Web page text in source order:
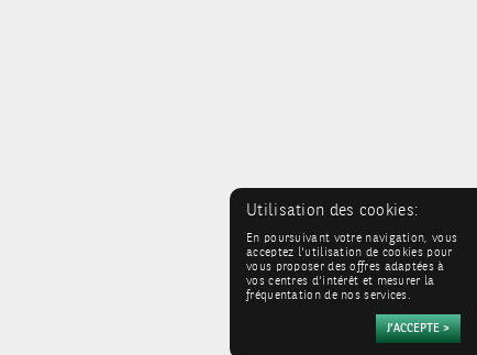
Utilisation des cookies:
En poursuivant votre navigation, vous
acceptez l'utilisation de cookies pour
vous proposer des offres adaptées à
vos centres d'intérêt et mesurer la
fréquentation de nos services.